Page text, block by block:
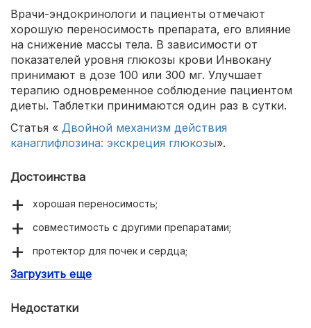
Врачи-эндокринологи и пациенты отмечают
хорошую переносимость препарата, его влияние
на снижение массы тела. В зависимости от
показателей уровня глюкозы крови Инвокану
принимают в дозе 100 или 300 мг. Улучшает
терапию одновременное соблюдение пациентом
диеты. Таблетки принимаются один раз в сутки.
Статья « Двойной механизм действия
канаглифлозина: экскреция глюкозы».
Достоинства
хорошая переносимость;
совместимость с другими препаратами;
протектор для почек и сердца;
удобный прием;
Загрузить еще
Недостатки